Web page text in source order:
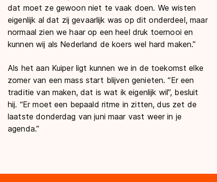
dat moet ze gewoon niet te vaak doen. We wisten
eigenlijk al dat zij gevaarlijk was op dit onderdeel, maar
normaal zien we haar op een heel druk toernooi en
kunnen wij als Nederland de koers wel hard maken.”
Als het aan Kuiper ligt kunnen we in de toekomst elke
zomer van een mass start blijven genieten. “Er een
traditie van maken, dat is wat ik eigenlijk wil”, besluit
hij. “Er moet een bepaald ritme in zitten, dus zet de
laatste donderdag van juni maar vast weer in je
agenda.”